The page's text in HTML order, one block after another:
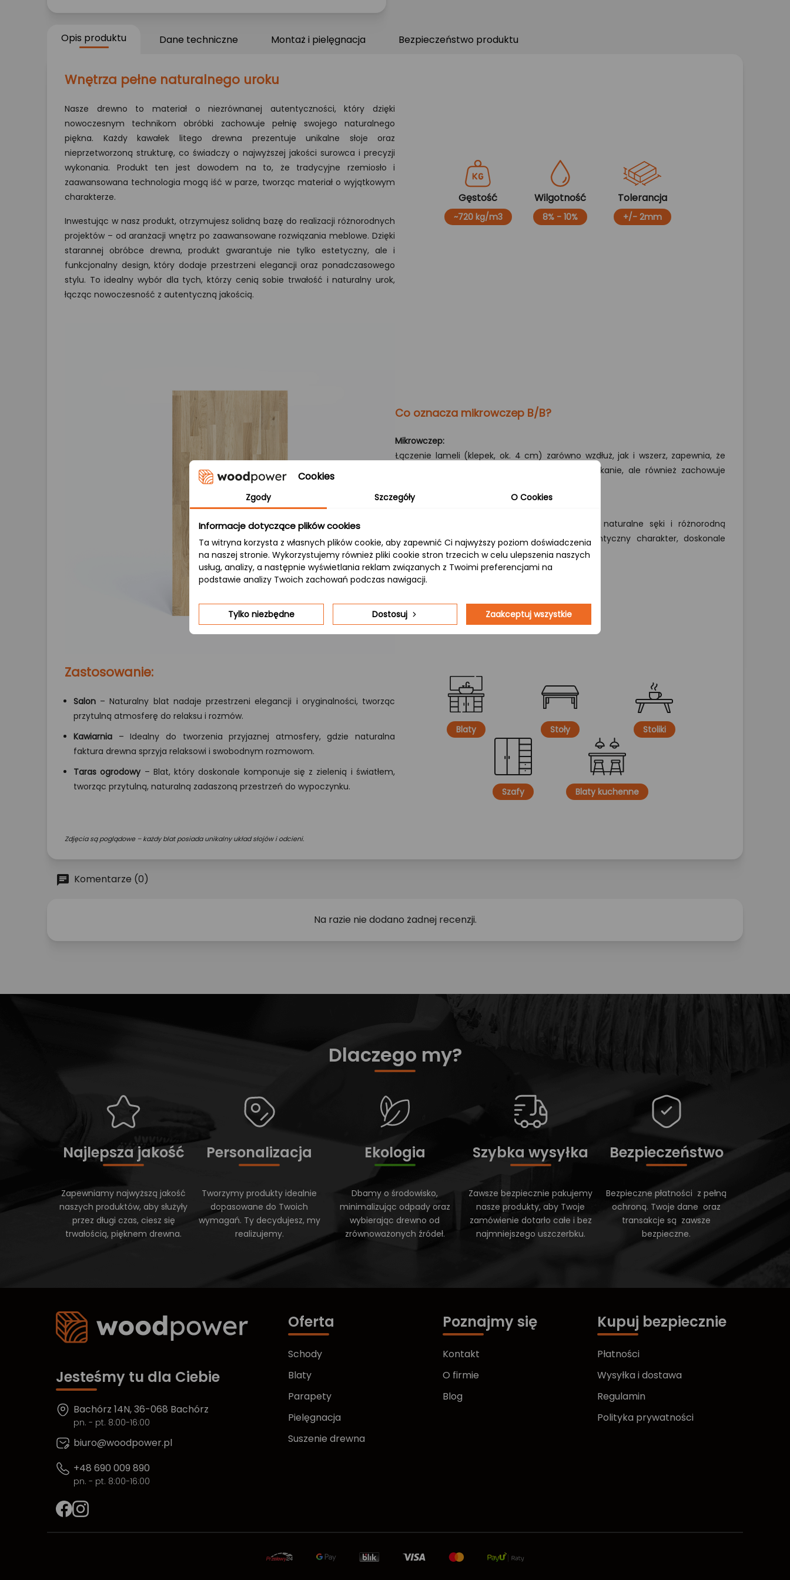
Opis produktu Dane techniczne Montaż i pielęgnacja Bezpieczeństwo produktu
Wnętrza pełne naturalnego uroku
Nasze drewno to materiał o niezrównanej autentyczności, który dzięki
nowoczesnym technikom obróbki zachowuje pełnię swojego naturalnego
piękna. Każdy kawałek litego drewna prezentuje unikalne słoje oraz
nieprzetworzoną strukturę, co świadczy o najwyższej jakości surowca i precyzji
wykonania. Produkt ten jest dowodem na to, że tradycyjne rzemiosło i
zaawansowana technologia mogą iść w parze, tworząc materiał o wyjątkowym
charakterze.
Inwestując w nasz produkt, otrzymujesz solidną bazę do realizacji różnorodnych
projektów – od aranżacji wnętrz po zaawansowane rozwiązania meblowe. Dzięki
starannej obróbce drewna, produkt gwarantuje nie tylko estetyczny, ale i
funkcjonalny design, który dodaje przestrzeni elegancji oraz ponadczasowego
stylu. To idealny wybór dla tych, którzy cenią sobie trwałość i naturalny urok,
łącząc nowoczesność z autentyczną jakością.
Gęstość
~720 kg/m3
Wilgotność
8% - 10%
Tolerancja
+/- 2mm
Co oznacza mikrowczep B/B?
Mikrowczep:
Łączenie lameli (klepek, ok. 4 cm) zarówno wzdłuż, jak i wszerz, zapewnia, że
produkt jest nie tylko stabilny i odporny na pękanie, ale również zachowuje
Zarówno strona górna, jak i dolna zachowują naturalne sęki i różnorodną
kolorystykę, nadając blatowi tradycyjny i autentyczny charakter, doskonale
wpisujący się w różnorodne aranżacje.
Zastosowanie:
Salon – Naturalny blat nadaje przestrzeni elegancji i oryginalności, tworząc
przytulną atmosferę do relaksu i rozmów.
Kawiarnia – Idealny do tworzenia przyjaznej atmosfery, gdzie naturalna
faktura drewna sprzyja relaksowi i swobodnym rozmowom.
Taras ogrodowy – Blat, który doskonale komponuje się z zielenią i światłem,
tworząc przytulną, naturalną zadaszoną przestrzeń do wypoczynku.
Blaty Stoły Stoliki
Szafy Blaty kuchenne
Zdjęcia są poglądowe – każdy blat posiada unikalny układ słojów i odcieni.
Komentarze (0)
Na razie nie dodano żadnej recenzji.
Dlaczego my?
Najlepsza jakość
Zapewniamy najwyższą jakość
naszych produktów, aby służyły
przez długi czas, ciesz się
trwałością, pięknem drewna.
Personalizacja
Tworzymy produkty idealnie
dopasowane do Twoich
wymagań. Ty decydujesz, my
realizujemy.
Ekologia
Dbamy o środowisko,
minimalizując odpady oraz
wybierając drewno od
zrównoważonych źródeł.
Szybka wysyłka
Zawsze bezpiecznie pakujemy
nasze produkty, aby Twoje
zamówienie dotarło całe i bez
najmniejszego uszczerbku.
Bezpieczeństwo
Bezpieczne płatności z pełną
ochroną. Twoje dane oraz
transakcje są zawsze
bezpieczne.
Jesteśmy tu dla Ciebie
Bachórz 14N, 36-068 Bachórz
pn. - pt. 8:00-16:00
biuro@woodpower.pl
+48 690 009 890
pn. - pt. 8:00-16:00
Oferta
Schody
Blaty
Parapety
Pielęgnacja
Suszenie drewna
Poznajmy się
Kontakt
O firmie
Blog
Kupuj bezpiecznie
Płatności
Wysyłka i dostawa
Regulamin
Polityka prywatności
Cookies
Zgody Szczegóły O Cookies
Informacje dotyczące plików cookies
Ta witryna korzysta z własnych plików cookie, aby zapewnić Ci najwyższy poziom doświadczenia
na naszej stronie. Wykorzystujemy również pliki cookie stron trzecich w celu ulepszenia naszych
usług, analizy, a następnie wyświetlania reklam związanych z Twoimi preferencjami na
podstawie analizy Twoich zachowań podczas nawigacji.
Tylko niezbędne Dostosuj Zaakceptuj wszystkie